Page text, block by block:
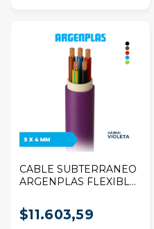
CABLE SUBTERRANEO
ARGENPLAS FLEXIBLE
1 METRO
$11.603,59